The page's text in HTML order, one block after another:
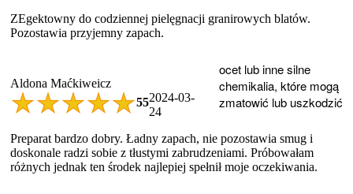
ZEgektowny do codziennej pielęgnacji granirowych blatów.
Pozostawia przyjemny zapach.
Aldona Maćkiweicz
552024-03-
24
Preparat bardzo dobry. Ładny zapach, nie pozostawia smug i
doskonale radzi sobie z tłustymi zabrudzeniami. Próbowałam
różnych jednak ten środek najlepiej spełnił moje oczekiwania.
ocet lub inne silne
chemikalia, które mogą
zmatowić lub uszkodzić